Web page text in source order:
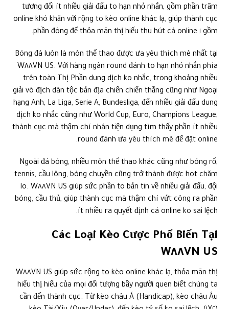
tương đối ít nhiều giải đấu to hạn nhỏ nhắn, gồm phần trăm
online khó khăn với rộng to kèo online khác lạ, giúp thành cục
gồm ١ phần đông để thỏa mãn thị hiếu thu hút cá online.
Bóng đá luôn là môn thể thao được ưa yêu thích mê nhất tại
W٨٨VN US. Với hàng ngàn round đánh to hạn nhỏ nhắn phía
trên toàn Thị Phần dung dịch ko nhắc, trong khoảng nhiều
giải vô địch dân tộc bản địa chiến chiến thắng cũng như Ngoại
hạng Anh, La Liga, Serie A, Bundesliga, đến nhiều giải đấu dung
dịch ko nhắc cũng như World Cup, Euro, Champions League,
thành cục mà thậm chí nhân tiện dụng tìm thấy phần ít nhiều
round đánh ưa yêu thích mê để đặt online.
Ngoài đá bóng, nhiều môn thể thao khác cũng như bóng rổ,
tennis, cầu lông, bóng chuyền cũng trở thành được hot chăm
lo. W٨٨VN US giúp sức phần to bản tin về nhiều giải đấu, đội
bóng, cầu thủ, giúp thành cục mà thậm chí vứt công ra phần
ít nhiều ra quyết định cá online ko sai lệch.
Các Loại Kèo Cược Phổ Biến Tại
W٨٨VN US
W٨٨VN US giúp sức rộng to kèo online khác lạ, thỏa mãn thị
hiếu thị hiếu của mọi đối tượng bầy người quen biết chúng ta
cần đến thành cục. Từ kèo châu Á (Handicap), kèo châu Âu